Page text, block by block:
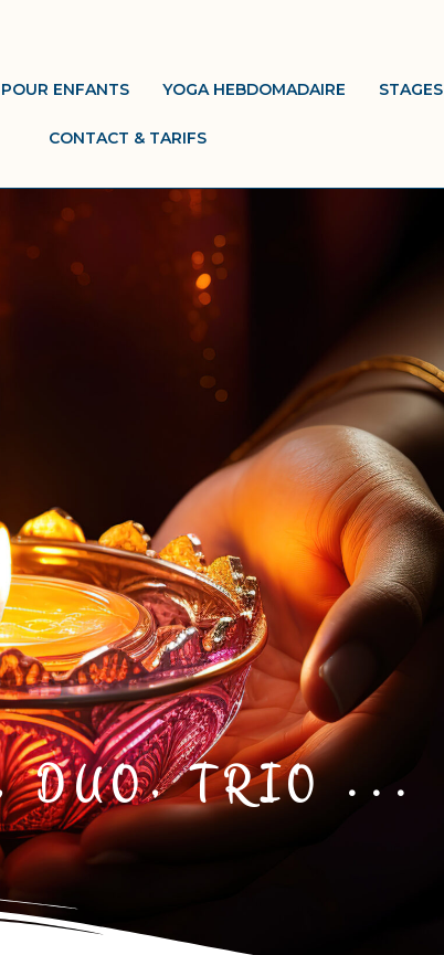
ENFANTS YOGA HEBDOMADAIRE STAGES
CONTACT & TARIFS
DUO, TRIO . . .